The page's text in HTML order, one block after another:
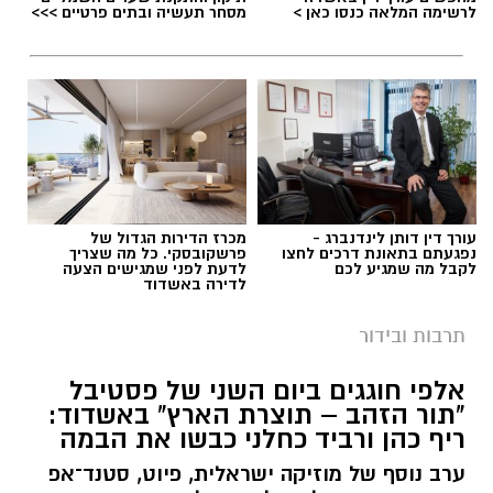
מופעים, הפקות מקור ואירועי תרבות נוספים,
הממשיכים לחגוג את הפסיפס המוזיקלי והתרבותי
של ישראל.
צפו בגלריית התמונות שצילם טוביה סגל
רוצה לעקוב אחרי הערוץ של הקבוצה "אשדוד נט"
להגיע, לטייל בין הדוכנים, ליהנות מהמופעים ולסיים
את חופשת הקיץ באווירה חגיגית.
הכניסה חופשית.
תגים:פסטיבל תור הזהב באשדוד
צילום טוביה סגל
עוד ערב בלתי נשכח נרשם אמש (רביעי) במסגרת
לרשימה המלאה כנסו כאן > מסחר תעשיה ובתים פרטיים >>>
עורך דין דותן לינדנברג -
נפגעתם בתאונת דרכים לחצו
לקבל מה שמגיע לכם
מכרז הדירות הגדול של
פרשקובסקי. כל מה שצריך
לדעת לפני שמגישים הצעה
לדירה באשדוד
תרבות ובידור
אלפי חוגגים ביום השני של פסטיבל
"תור הזהב – תוצרת הארץ" באשדוד:
ריף כהן ורביד כחלני כבשו את הבמה
ערב נוסף של מוזיקה ישראלית, פיוט, סטנד־אפ